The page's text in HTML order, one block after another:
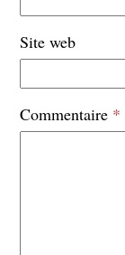
Site web
Commentaire *